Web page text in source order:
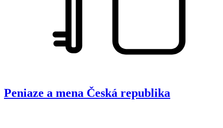
Peniaze a mena Česká republika